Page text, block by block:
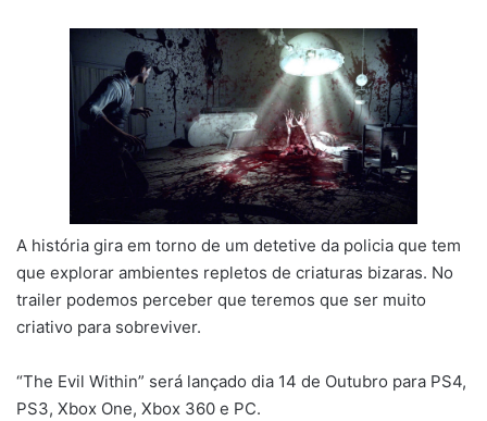
A história gira em torno de um detetive da policia que tem
que explorar ambientes repletos de criaturas bizaras. No
trailer podemos perceber que teremos que ser muito
criativo para sobreviver.
“The Evil Within” será lançado dia 14 de Outubro para PS4,
PS3, Xbox One, Xbox 360 e PC.